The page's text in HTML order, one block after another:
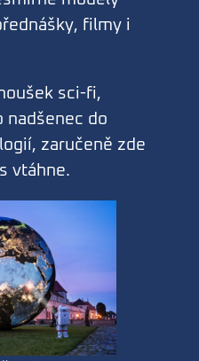
filmy i
sci-fi,
nadšenec do
zaručeně zde
vtáhne.